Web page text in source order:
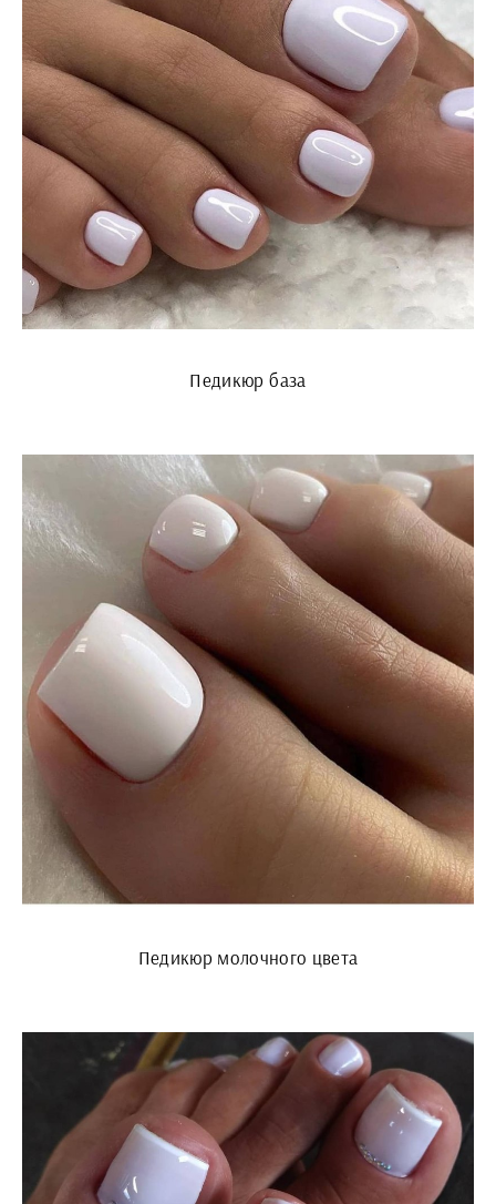
Педикюр база
Педикюр молочного цвета